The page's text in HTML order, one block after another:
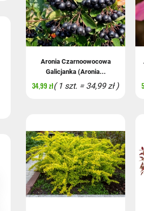
Aronia Czarnoowocowa
Galicjanka (Aronia...
34,99 zł( 1 szt. = 34,99 zł )